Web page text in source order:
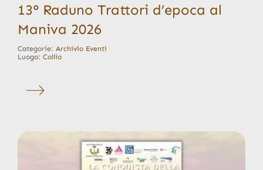
13° Raduno Trattori d’epoca al
Maniva 2026
Categorie: Archivio Eventi
Luogo: Collio